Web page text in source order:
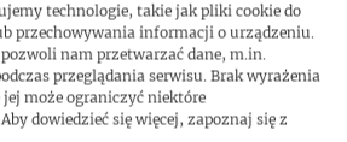
technologie, takie jak pliki cookie do
przechowywania informacji o urządzeniu.
nam przetwarzać dane, m.in.
przeglądania serwisu. Brak wyrażenia
może ograniczyć niektóre
dowiedzieć się więcej, zapoznaj się z
gitarzysty dostępna w